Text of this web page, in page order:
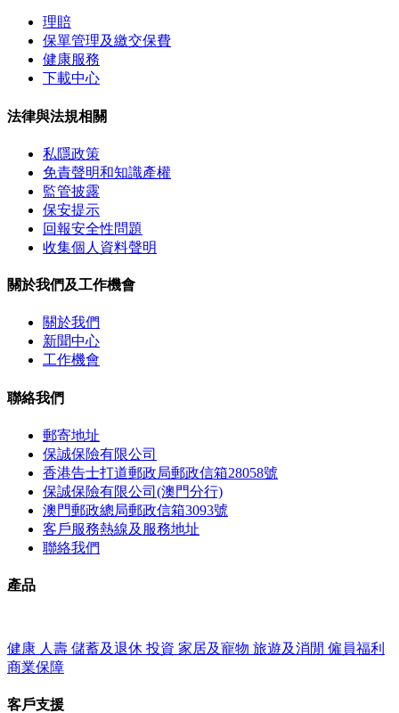
理賠
保單管理及繳交保費
健康服務
下載中心
法律與法規相關
私隱政策
免責聲明和知識產權
監管披露
保安提示
回報安全性問題
收集個人資料聲明
關於我們及工作機會
關於我們
新聞中心
工作機會
聯絡我們
郵寄地址
保誠保險有限公司
香港告士打道郵政局郵政信箱28058號
保誠保險有限公司(澳門分行)
澳門郵政總局郵政信箱3093號
客戶服務熱線及服務地址
聯絡我們
產品
健康 人壽 儲蓄及退休 投資 家居及寵物 旅遊及消閒 僱員福利
商業保障
客戶支援